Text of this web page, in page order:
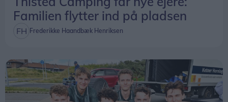
Familien flytter ind på pladsen
Frederikke Haandbæk Henriksen